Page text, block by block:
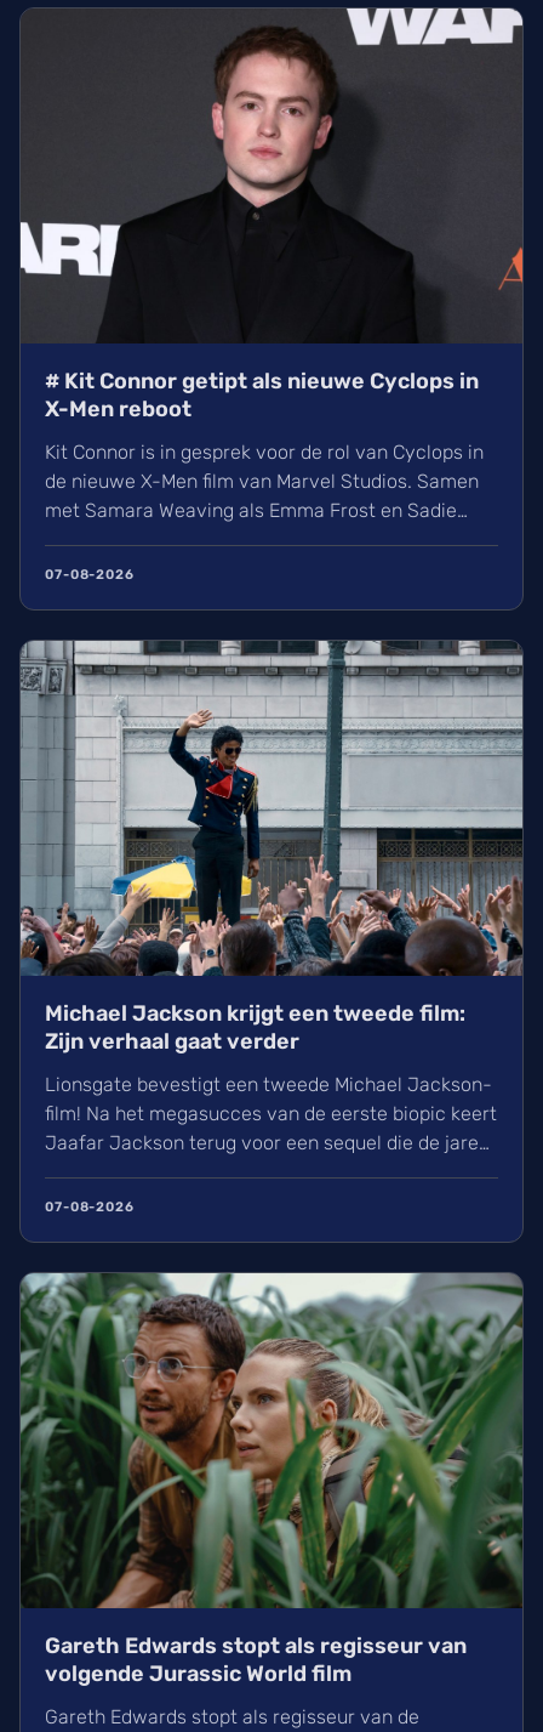
# Kit Connor getipt als nieuwe Cyclops in
X-Men reboot
Kit Connor is in gesprek voor de rol van Cyclops in
de nieuwe X-Men film van Marvel Studios. Samen
met Samara Weaving als Emma Frost en Sadie
Sink als Jean Grey krijgt het nieuwe
mutantenteam stilaan vorm. Wij kijken uit naar
Doomsday.
07-08-2026
Michael Jackson krijgt een tweede film:
Zijn verhaal gaat verder
Lionsgate bevestigt een tweede Michael Jackson-
film! Na het megasucces van de eerste biopic keert
Jaafar Jackson terug voor een sequel die de jaren
90 belicht. Regisseur Antoine Fuqua heeft blijkbaar
al 30% van de film opgenomen. Wij kunnen de
07-08-2026
Gareth Edwards stopt als regisseur van
volgende Jurassic World film
Gareth Edwards stopt als regisseur van de